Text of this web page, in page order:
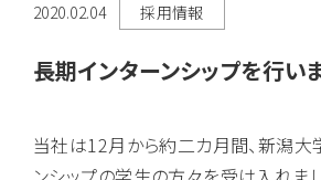
2020.02.04 採用情報
長期インターンシップを行いま
当社は12月から約二カ月間、新潟大